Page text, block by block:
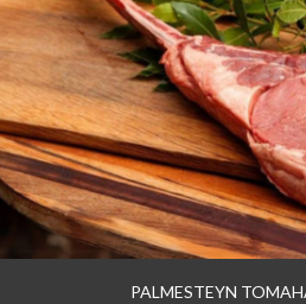
PALMESTEYN